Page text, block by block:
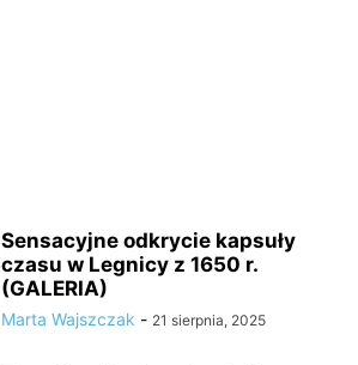
Sensacyjne odkrycie kapsuły
czasu w Legnicy z 1650 r.
(GALERIA)
Marta Wajszczak - 21 sierpnia, 2025